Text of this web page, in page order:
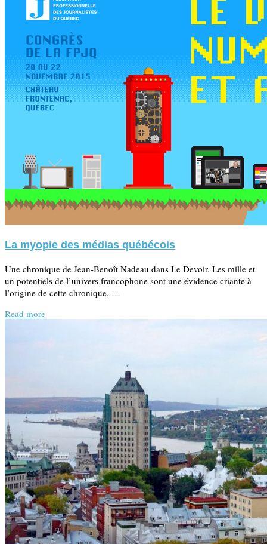
La myopie des médias québécois
Une chronique de Jean-Benoît Nadeau dans Le Devoir. Les mille et
un potentiels de l’univers francophone sont une évidence criante à
l’origine de cette chronique, …
Read more